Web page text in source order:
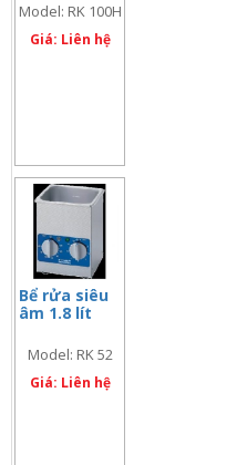
Model: RK 100H
Giá: Liên hệ
Bể rửa siêu
âm 1.8 lít
Model: RK 52
Giá: Liên hệ